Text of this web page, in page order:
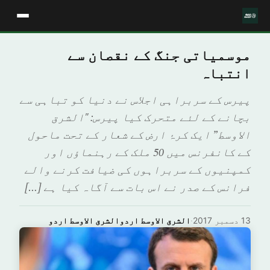
موسمیاتی جنگ کے نقصان سے
انتباہ
پیرس کے سربراہی اجلاس نے دنیا کو تباہی سے
بچانے کے لئے متحرک کیا پیرس: "الشرق
الاوسط” ایک کرۂ ارض کے شعار کے تحت ماحول
کے کانفرنس میں 50 ملک کے رہنماؤں اور
کمپنیوں کے سربراہوں کی ضیافت کرنے والے
فرانس کے صدر نے اس بات سے آگاہ کیا ہے […]
الشرق الاوسط اردوالشرق الاوسط اردو · 13 دسمبر 2017